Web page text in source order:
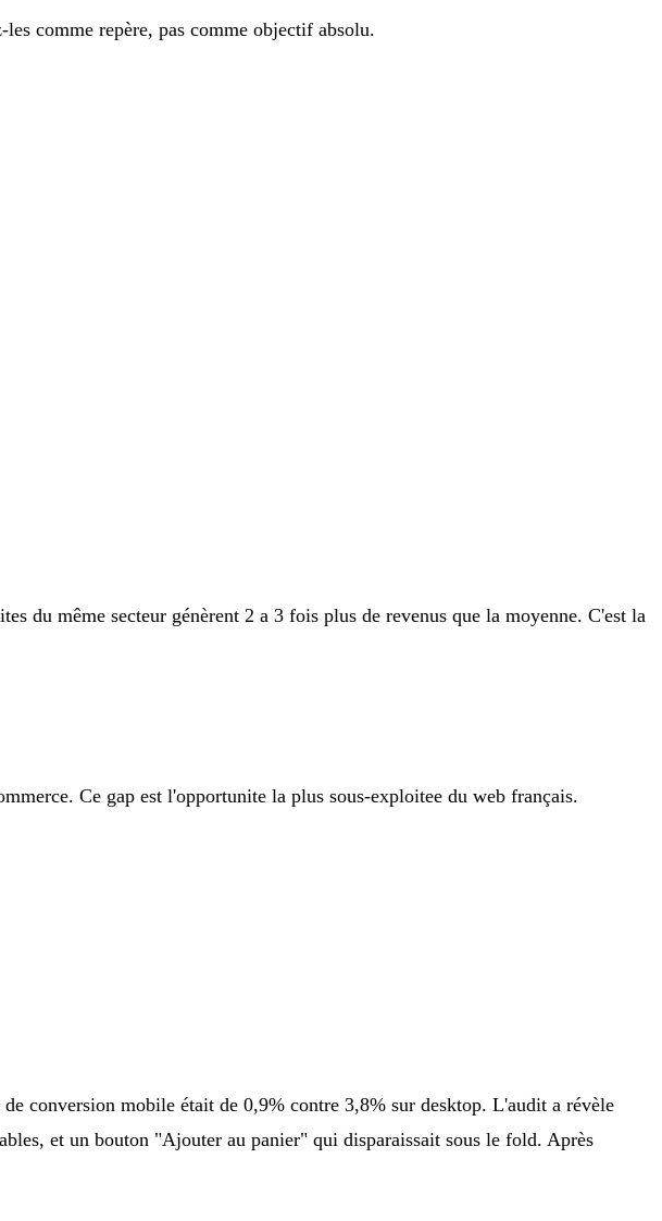
comme repère, pas comme objectif absolu.
du même secteur génèrent 2 a 3 fois plus de revenus que la moyenne. C'est la
Ce gap est l'opportunite la plus sous-exploitee du web français.
conversion mobile était de 0,9% contre 3,8% sur desktop. L'audit a révèle
et un bouton "Ajouter au panier" qui disparaissait sous le fold. Après